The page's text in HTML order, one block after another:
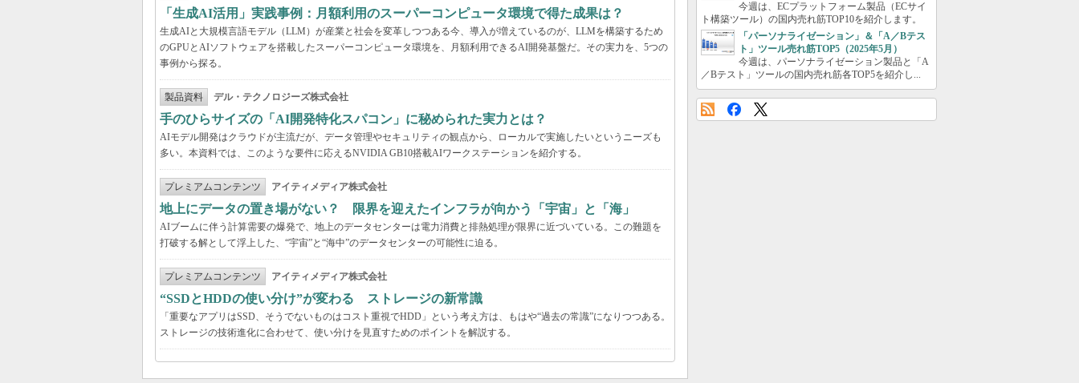
「生成AI活用」実践事例：月額利用のスーパーコンピュータ環境で得た成果は？
生成AIと大規模言語モデル（LLM）が産業と社会を変革しつつある今、導入が増えているのが、LLMを構築するため
のGPUとAIソフトウェアを搭載したスーパーコンピュータ環境を、月額利用できるAI開発基盤だ。その実力を、5つの
事例から探る。
製品資料 デル・テクノロジーズ株式会社
手のひらサイズの「AI開発特化スパコン」に秘められた実力とは？
AIモデル開発はクラウドが主流だが、データ管理やセキュリティの観点から、ローカルで実施したいというニーズも
多い。本資料では、このような要件に応えるNVIDIA GB10搭載AIワークステーションを紹介する。
プレミアムコンテンツ アイティメディア株式会社
地上にデータの置き場がない？ 限界を迎えたインフラが向かう「宇宙」と「海」
AIブームに伴う計算需要の爆発で、地上のデータセンターは電力消費と排熱処理が限界に近づいている。この難題を
打破する解として浮上した、“宇宙”と“海中”のデータセンターの可能性に迫る。
プレミアムコンテンツ アイティメディア株式会社
“SSDとHDDの使い分け”が変わる ストレージの新常識
「重要なアプリはSSD、そうでないものはコスト重視でHDD」という考え方は、もはや“過去の常識”になりつつある。
ストレージの技術進化に合わせて、使い分けを見直すためのポイントを解説する。
今週は、ECプラットフォーム製品（ECサイ
ト構築ツール）の国内売れ筋TOP10を紹介します。
「パーソナライゼーション」＆「A／Bテス
ト」ツール売れ筋TOP5（2025年5月）
今週は、パーソナライゼーション製品と「A
／Bテスト」ツールの国内売れ筋各TOP5を紹介し...